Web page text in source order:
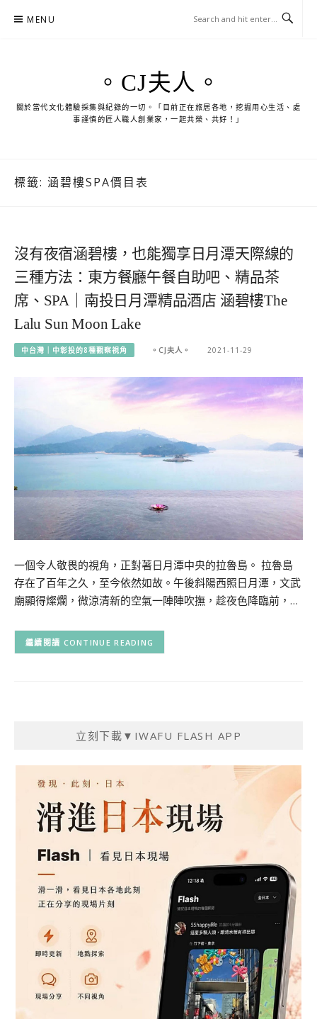
MENU
。CJ夫人。
關於當代文化體驗採集與紀錄的一切。「目前正在旅居各地，挖掘用心生活、處
事謹慎的匠人職人創業家，一起共榮、共好！」
標籤: 涵碧樓SPA價目表
沒有夜宿涵碧樓，也能獨享日月潭天際線的
三種方法：東方餐廳午餐自助吧、精品茶
席、SPA｜南投日月潭精品酒店 涵碧樓The
Lalu Sun Moon Lake
中台灣｜中彰投的8種觀察視角 。CJ夫人。 2021-11-29
一個令人敬畏的視角，正對著日月潭中央的拉魯島。 拉魯島
存在了百年之久，至今依然如故。午後斜陽西照日月潭，文武
廟顯得燦爛，微涼清新的空氣一陣陣吹撫，趁夜色降臨前，…
CONTINUE READING
立刻下載▼IWAFU FLASH APP